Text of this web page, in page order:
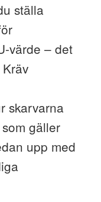
ställa
värde – det
skarvarna
gäller
upp med